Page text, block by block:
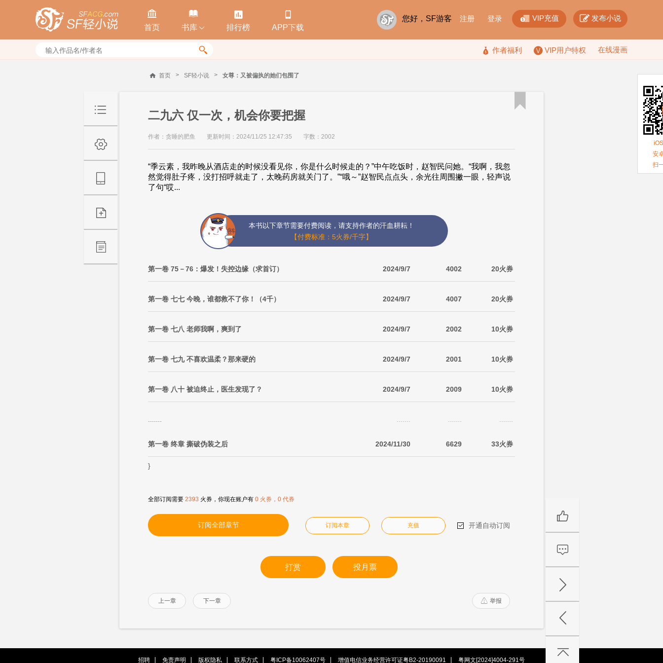

首页

书库 

排行榜

APP下载
您好，SF游客 注册 登录  VIP充值  发布小说
  作者福利 VIP用户特权 在线漫画
首页 > SF轻小说 > 女尊：又被偏执的她们包围了
二九六 仅一次，机会你要把握
作者：贪睡的肥鱼 更新时间：2024/11/25 12:47:35 字数：2002
“季云素，我昨晚从酒店走的时候没看见你，你是什么时候走的？”中午吃饭时，赵智民问她。“我啊，我忽
然觉得肚子疼，没打招呼就走了，太晚药房就关门了。”“哦～”赵智民点点头，余光往周围撇一眼，轻声说
了句“哎...
本书以下章节需要付费阅读，请支持作者的汗血耕耘！
【付费标准：5火券/千字】
第一卷 75－76：爆发！失控边缘（求首订） 2024/9/7 4002 20火券
第一卷 七七 今晚，谁都救不了你！（4千） 2024/9/7 4007 20火券
第一卷 七八 老师我啊，爽到了 2024/9/7 2002 10火券
第一卷 七九 不喜欢温柔？那来硬的 2024/9/7 2001 10火券
第一卷 八十 被迫终止，医生发现了？ 2024/9/7 2009 10火券
第一卷 终章 撕破伪装之后 2024/11/30 6629 33火券
}
全部订阅需要 2393 火券，你现在账户有 0 火券，0 代券
订阅全部章节 订阅本章 充值  开通自动订阅
打赏 投月票
上一章 下一章  举报

招聘 免责声明 版权隐私 联系方式 粤ICP备10062407号 增值电信业务经营许可证粤B2-20190091 粤网文[2024]4004-291号
安
扫